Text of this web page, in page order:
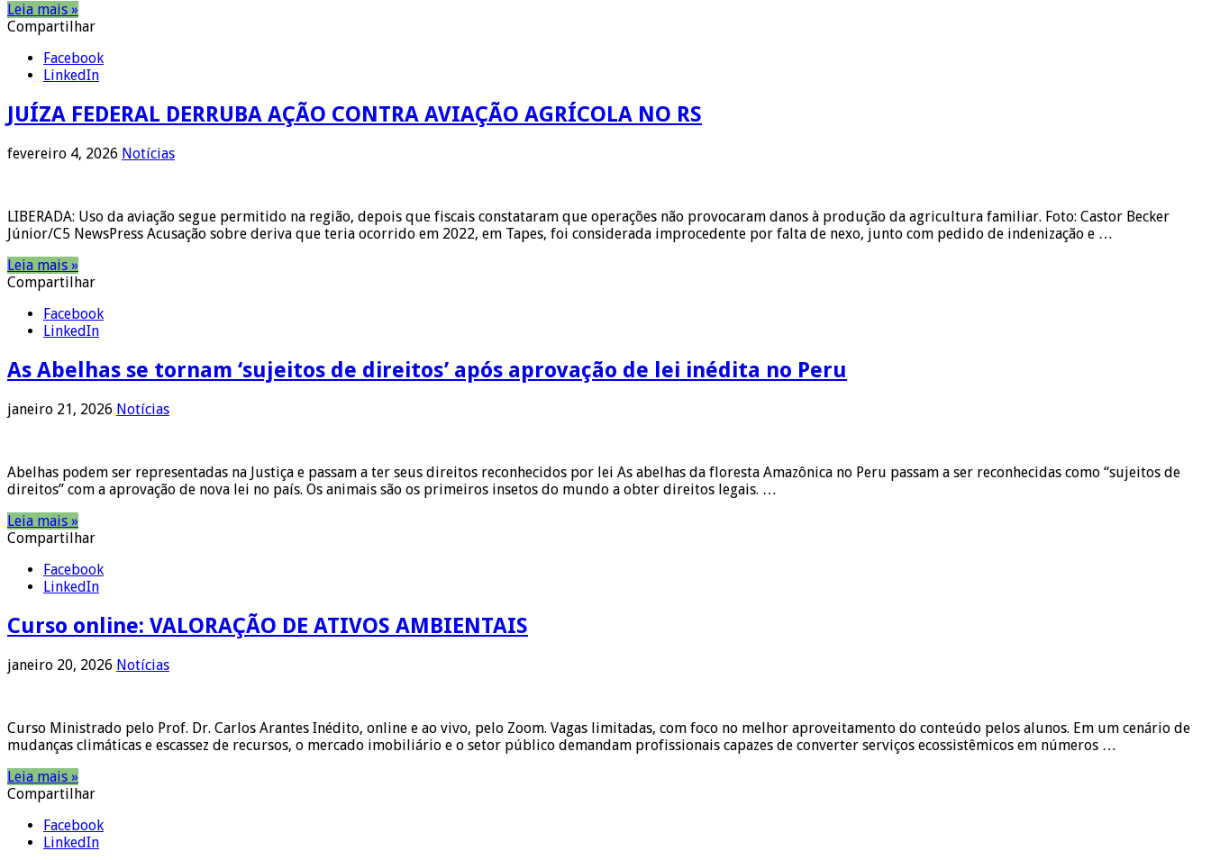
Leia mais »
Compartilhar
Facebook
LinkedIn
JUÍZA FEDERAL DERRUBA AÇÃO CONTRA AVIAÇÃO AGRÍCOLA NO RS
fevereiro 4, 2026 Notícias
LIBERADA: Uso da aviação segue permitido na região, depois que fiscais constataram que operações não provocaram danos à produção da agricultura familiar. Foto: Castor Becker
Júnior/C5 NewsPress Acusação sobre deriva que teria ocorrido em 2022, em Tapes, foi considerada improcedente por falta de nexo, junto com pedido de indenização e …
Leia mais »
Compartilhar
Facebook
LinkedIn
As Abelhas se tornam ‘sujeitos de direitos’ após aprovação de lei inédita no Peru
janeiro 21, 2026 Notícias
Abelhas podem ser representadas na Justiça e passam a ter seus direitos reconhecidos por lei As abelhas da floresta Amazônica no Peru passam a ser reconhecidas como “sujeitos de
direitos” com a aprovação de nova lei no país. Os animais são os primeiros insetos do mundo a obter direitos legais. …
Leia mais »
Compartilhar
Facebook
LinkedIn
Curso online: VALORAÇÃO DE ATIVOS AMBIENTAIS
janeiro 20, 2026 Notícias
Curso Ministrado pelo Prof. Dr. Carlos Arantes Inédito, online e ao vivo, pelo Zoom. Vagas limitadas, com foco no melhor aproveitamento do conteúdo pelos alunos. Em um cenário de
mudanças climáticas e escassez de recursos, o mercado imobiliário e o setor público demandam profissionais capazes de converter serviços ecossistêmicos em números …
Leia mais »
Compartilhar
Facebook
LinkedIn